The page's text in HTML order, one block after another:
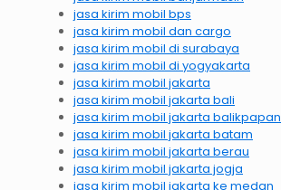
jasa kirim mobil bps
jasa kirim mobil dan cargo
jasa kirim mobil di surabaya
jasa kirim mobil di yogyakarta
jasa kirim mobil jakarta
jasa kirim mobil jakarta bali
jasa kirim mobil jakarta balikpapan
jasa kirim mobil jakarta batam
jasa kirim mobil jakarta berau
jasa kirim mobil jakarta jogja
jasa kirim mobil jakarta ke medan